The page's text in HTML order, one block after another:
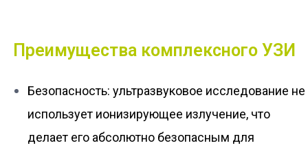
Преимущества комплексного УЗИ
Безопасность: ультразвуковое исследование не
использует ионизирующее излучение, что
делает его абсолютно безопасным для